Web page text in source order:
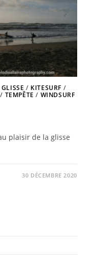
GLISSE / KITESURF /
/ TEMPÊTE / WINDSURF
plaisir de la glisse
30 DÉCEMBRE 2020